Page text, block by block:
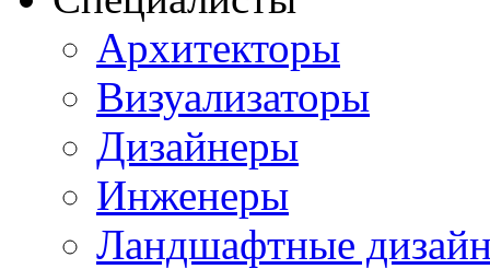
Архитекторы
Визуализаторы
Дизайнеры
Инженеры
Ландшафтные